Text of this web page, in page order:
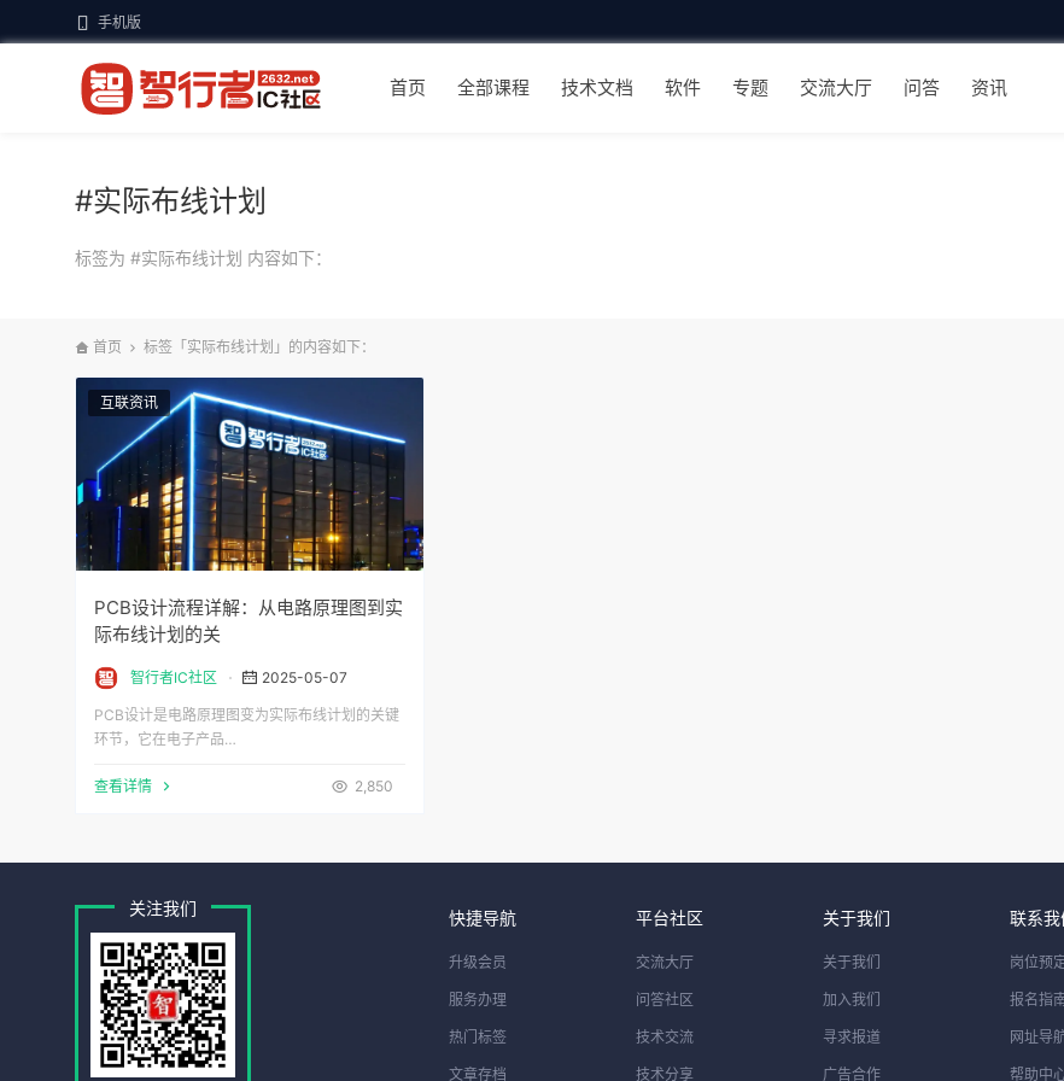
手机版
首页 全部课程 技术文档 软件 专题 交流大厅 问答 资讯
#实际布线计划
标签为 #实际布线计划 内容如下：
首页 标签「实际布线计划」的内容如下：
互联资讯
PCB设计流程详解：从电路原理图到实
际布线计划的关
智行者IC社区 2025-05-07
PCB设计是电路原理图变为实际布线计划的关键
环节，它在电子产品…
查看详情 2,850
关注我们 快捷导航
升级会员
服务办理
热门标签
文章存档
平台社区
交流大厅
问答社区
技术交流
技术分享
关于我们
关于我们
加入我们
寻求报道
广告合作
联系我
岗位预
报名指
网址导
帮助中